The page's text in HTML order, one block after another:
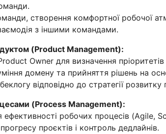
створення комфортної робочої
з іншими командами.
(Product Management):
Owner для визначення
домену та прийняття рішень на
відповідно до стратегії розвитку
(Process Management):
ефективності робочих процесів (Agile,
проєктів і контроль дедлайнів.